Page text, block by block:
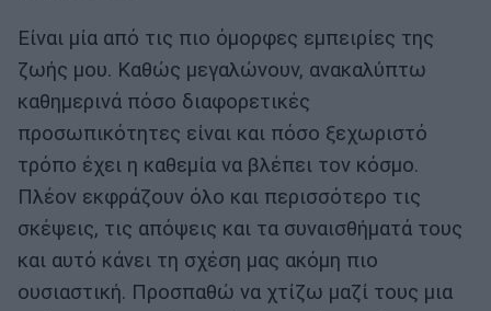
Είναι μία από τις πιο όμορφες εμπειρίες της
ζωής μου. Καθώς μεγαλώνουν, ανακαλύπτω
καθημερινά πόσο διαφορετικές
προσωπικότητες είναι και πόσο ξεχωριστό
τρόπο έχει η καθεμία να βλέπει τον κόσμο.
Πλέον εκφράζουν όλο και περισσότερο τις
σκέψεις, τις απόψεις και τα συναισθήματά τους
και αυτό κάνει τη σχέση μας ακόμη πιο
ουσιαστική. Προσπαθώ να χτίζω μαζί τους μια